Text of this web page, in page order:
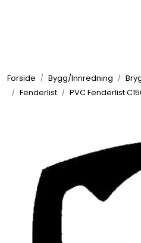
Forside Bygg/Innredning
Fenderlist
PVC Fenderlist
Elektrisk
Komfort
VVS
Motor/Styring